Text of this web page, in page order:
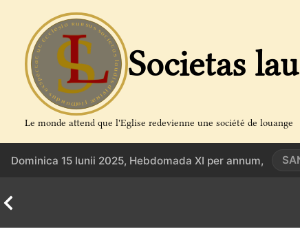
contenu
Societas
Le monde attend que l'Eglise redevienne une société de louange
Dominica 15 Iunii 2025, Hebdomada XI per annum,